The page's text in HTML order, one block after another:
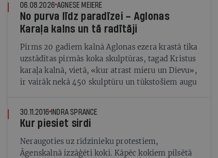
06.08.2026 AGNESE MEIERE
No purva līdz paradīzei – Aglonas
Karaļa kalns un tā radītāji
Pirms 20 gadiem kalnā Aglonas ezera krastā tika
uzstādītas pirmās koka skulptūras, tagad Kristus
karaļa kalnā, vietā, «kur atrast mieru un Dievu»,
ir vairāk nekā 450 skulptūru un tūkstošiem augu
30.11.2016 INDRA SPRANCE
Kur piesiet sirdi
Neraugoties uz rīdzinieku protestiem,
Āgenskalnā izzāģēti koki. Kāpēc kokiem pilsētā